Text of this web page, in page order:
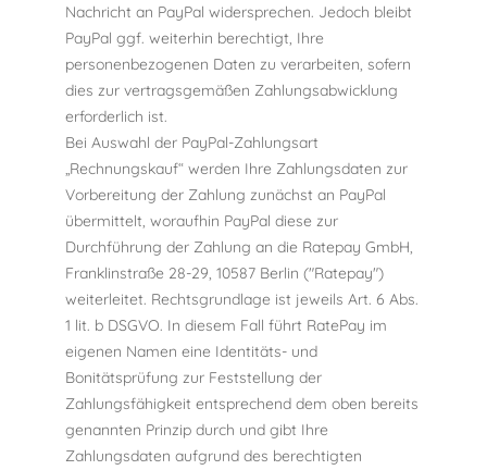
Nachricht an PayPal widersprechen. Jedoch bleibt
PayPal ggf. weiterhin berechtigt, Ihre
personenbezogenen Daten zu verarbeiten, sofern
dies zur vertragsgemäßen Zahlungsabwicklung
erforderlich ist.
Bei Auswahl der PayPal-Zahlungsart
„Rechnungskauf“ werden Ihre Zahlungsdaten zur
Vorbereitung der Zahlung zunächst an PayPal
übermittelt, woraufhin PayPal diese zur
Durchführung der Zahlung an die Ratepay GmbH,
Franklinstraße 28-29, 10587 Berlin ("Ratepay")
weiterleitet. Rechtsgrundlage ist jeweils Art. 6 Abs.
1 lit. b DSGVO. In diesem Fall führt RatePay im
eigenen Namen eine Identitäts- und
Bonitätsprüfung zur Feststellung der
Zahlungsfähigkeit entsprechend dem oben bereits
genannten Prinzip durch und gibt Ihre
Zahlungsdaten aufgrund des berechtigten